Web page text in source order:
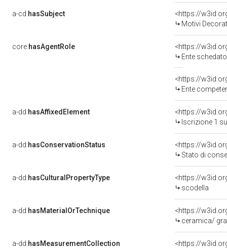
a-cd:hasSubject
<https://
Motivi
core:hasAgentRole
<https://
Ente
<https://
Ente competente per tutela
a-dd:hasAffixedElement
<https://
Iscrizione 1
a-dd:hasConservationStatus
<https://
Stato di
a-dd:hasCulturalPropertyType
scodella
a-dd:hasMaterialOrTechnique
<https://
ceramica/
a-dd:hasMeasurementCollection
<https://